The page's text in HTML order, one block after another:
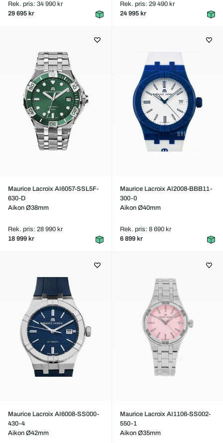
Rek. pris: 34 990 kr
29 695 kr
Rek. pris: 29 490 kr
24 995 kr
Maurice Lacroix AI6057-SSL5F-
630-D
Aikon Ø38mm
Rek. pris: 28 990 kr
18 999 kr
Maurice Lacroix AI2008-BBB11-
300-0
Aikon Ø40mm
Rek. pris: 8 690 kr
6 899 kr
Maurice Lacroix AI6008-SS000-
430-4
Aikon Ø42mm
Maurice Lacroix AI1106-SS002-
550-1
Aikon Ø35mm